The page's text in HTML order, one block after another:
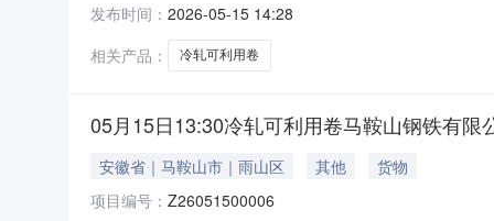
发布时间： 2026-05-15 14:28
相关产品：
冷轧可利用卷
05月15日13:30冷轧可利用卷马鞍山钢铁有限
安徽省｜马鞍山市｜雨山区 其他
货物
项目编号： Z26051500006